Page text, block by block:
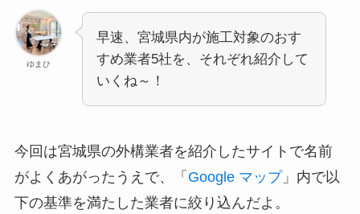
ゆまひ
早速、宮城県内が施工対象のおす
すめ業者5社を、それぞれ紹介して
いくね～！
今回は宮城県の外構業者を紹介したサイトで名前
がよくあがったうえで、「 Google マップ」内で以
下の基準を満たした業者に絞り込んだよ。